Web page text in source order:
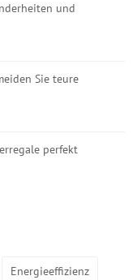
und
Sie teure
perfekt
Energieeffizienz